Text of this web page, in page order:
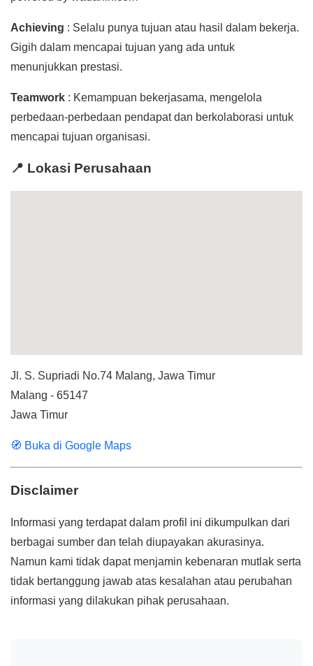
Achieving : Selalu punya tujuan atau hasil dalam bekerja.
Gigih dalam mencapai tujuan yang ada untuk
menunjukkan prestasi.
Teamwork : Kemampuan bekerjasama, mengelola
perbedaan-perbedaan pendapat dan berkolaborasi untuk
mencapai tujuan organisasi.
📍 Lokasi Perusahaan
Jl. S. Supriadi No.74 Malang, Jawa Timur
Malang - 65147
Jawa Timur
🧭 Buka di Google Maps
Disclaimer
Informasi yang terdapat dalam profil ini dikumpulkan dari
berbagai sumber dan telah diupayakan akurasinya.
Namun kami tidak dapat menjamin kebenaran mutlak serta
tidak bertanggung jawab atas kesalahan atau perubahan
informasi yang dilakukan pihak perusahaan.